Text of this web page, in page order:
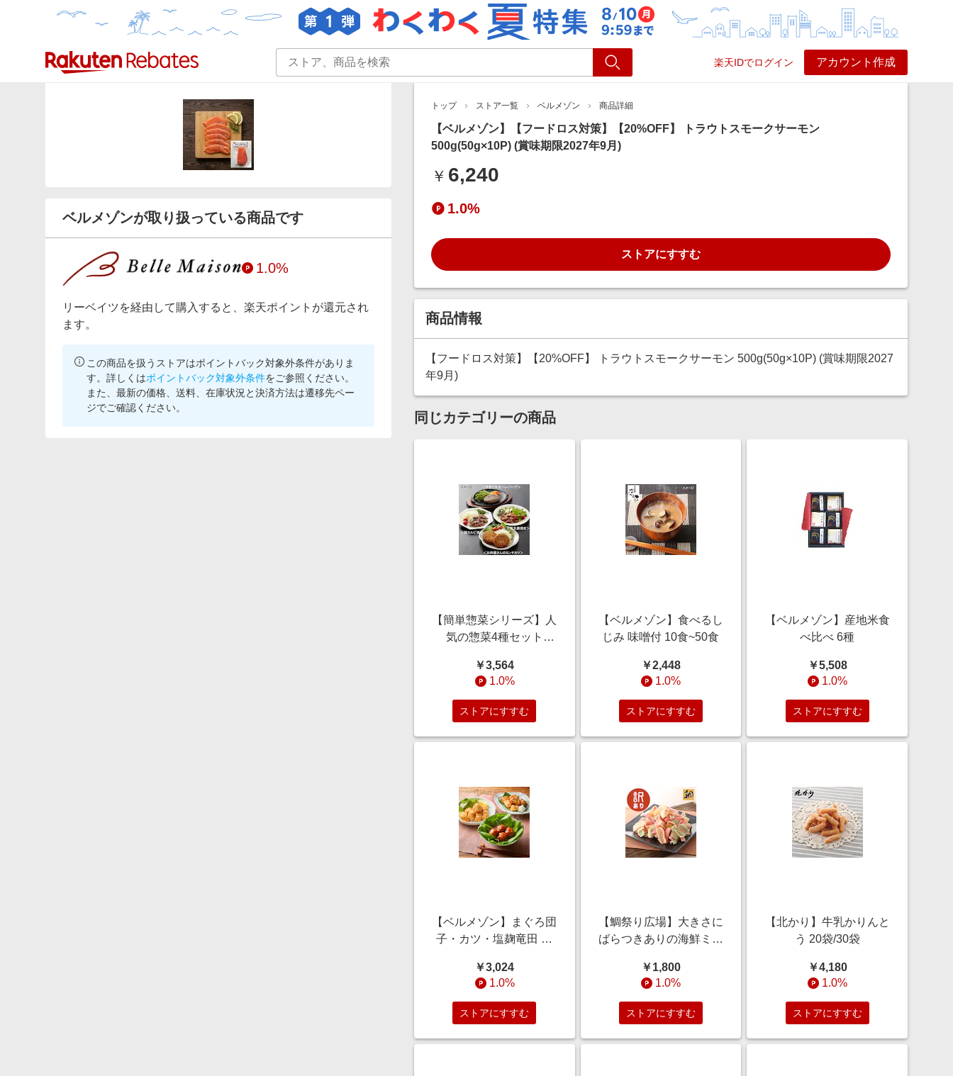
楽天IDでログイン アカウント作成
ベルメゾンが取り扱っている商品です
1.0%
リーベイツを経由して購入すると、楽天ポイントが還元され
ます。
この商品を扱うストアはポイントバック対象外条件がありま
す。詳しくはポイントバック対象外条件をご参照ください。
また、最新の価格、送料、在庫状況と決済方法は遷移先ペー
ジでご確認ください。
トップ ストア一覧 ベルメゾン 商品詳細
【ベルメゾン】【フードロス対策】【20%OFF】 トラウトスモークサーモン
500g(50g×10P) (賞味期限2027年9月)
￥ 6,240
1.0%
ストアにすすむ
商品情報
【フードロス対策】【20%OFF】 トラウトスモークサーモン 500g(50g×10P) (賞味期限2027
年9月)
同じカテゴリーの商品
【簡単惣菜シリーズ】人
気の惣菜4種セット
￥3,564
1.0%
ストアにすすむ
【ベルメゾン】食べるし
じみ 味噌付 10食~50食
￥2,448
1.0%
ストアにすすむ
【ベルメゾン】産地米食
べ比べ 6種
￥5,508
1.0%
ストアにすすむ
【ベルメゾン】まぐろ団
子・カツ・塩麹竜田 ま
ト 3食~9食
￥3,024
1.0%
ストアにすすむ
【鯛祭り広場】大きさに
ばらつきありの海鮮ミッ
500g~3kg(訳あり)
￥1,800
1.0%
ストアにすすむ
【北かり】牛乳かりんと
う 20袋/30袋
￥4,180
1.0%
ストアにすすむ